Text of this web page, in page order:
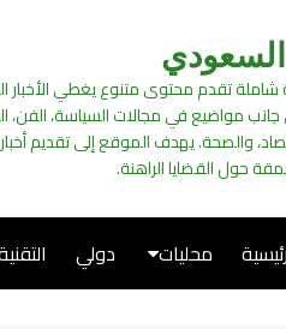
السعودي
شاملة تقدم محتوى متنوع يغطي الأخبار
جانب مواضيع في مجالات السياسة، الفن،
والصحة. يهدف الموقع إلى تقديم
حول القضايا الراهنة.
محليات دولي